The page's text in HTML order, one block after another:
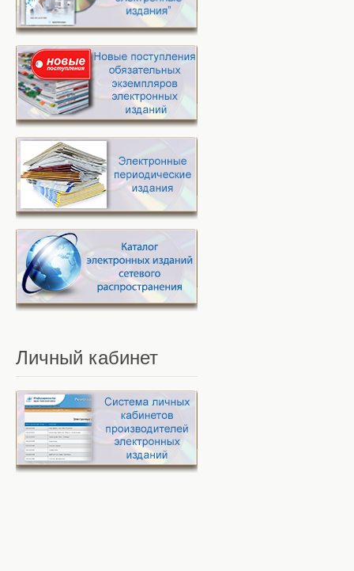
Личный кабинет